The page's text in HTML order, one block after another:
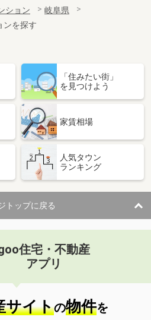
万円
阜県大垣市藤江町１丁目
阜県岐阜市粟野西１丁目
ション
岐阜県
ンを探す
「住みたい街」
を見つけよう
家賃相場
人気タウン
ランキング
トップに戻る
住宅・不動産
アプリ
サイトの物件を